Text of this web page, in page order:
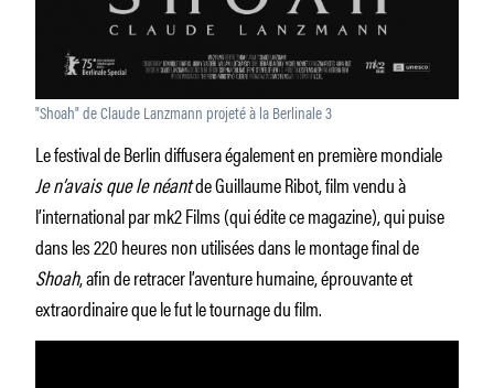
"Shoah" de Claude Lanzmann projeté à la Berlinale 3
Le festival de Berlin diffusera également en première mondiale
Je n’avais que le néantde Guillaume Ribot, film vendu à
l’international par mk2 Films (qui édite ce magazine), qui puise
dans les 220 heures non utilisées dans le montage final de
Shoah, afin de retracer l’aventure humaine, éprouvante et
extraordinaire que le fut le tournage du film.